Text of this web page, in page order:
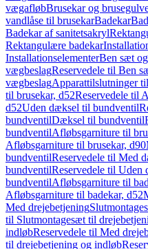
vægafløbBrusekar og
vandlåse til brusekarBadekar
Badekar af sanitetsakryl
Rektangulære badekar
InstallationselementerBen sæt
vægbeslagReservedele til Ben
vægbeslagApparattilslutninger
til brusekar, d52Reservedele til
d52Uden dæksel til bundventil
bundventilDæksel til bundventil
bundventilAfløbsgarniture til
Afløbsgarniture til brusekar, d90
bundventilReservedele til Med
bundventilReservedele til Uden
bundventilAfløbsgarniture til
Afløbsgarniture til badekar, d52
Med drejebetjening
til Slutmontagesæt til
indløbReservedele til Med
til drejebetjening og indløb